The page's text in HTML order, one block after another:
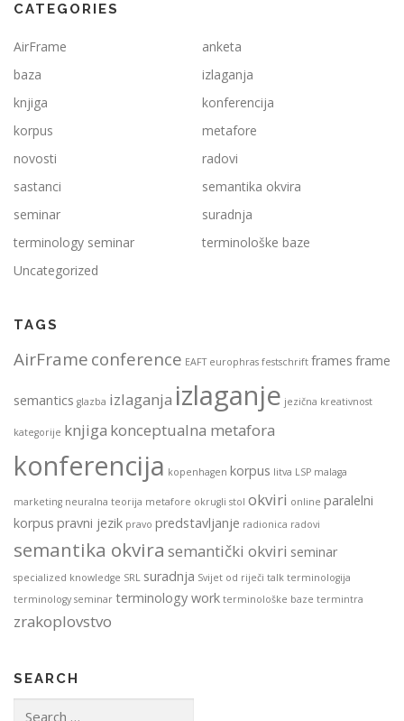
CATEGORIES
AirFrame
anketa
baza
izlaganja
knjiga
konferencija
korpus
metafore
novosti
radovi
sastanci
semantika okvira
seminar
suradnja
terminology seminar
terminološke baze
Uncategorized
TAGS
AirFrameconference EAFT europhras festschrift frames frame
semantics glazba izlaganja izlaganje jezična kreativnost
kategorije knjiga konceptualna metafora
konferencija kopenhagen korpus litva LSP malaga
marketing neuralna teorija metafore okrugli stol okviri online paralelni
korpus pravni jezik pravo predstavljanje radionica radovi
semantika okvira semantički okviri seminar
specialized knowledge SRL suradnja Svijet od riječi talk terminologija
terminology seminar terminology work terminološke baze termintra
zrakoplovstvo
SEARCH